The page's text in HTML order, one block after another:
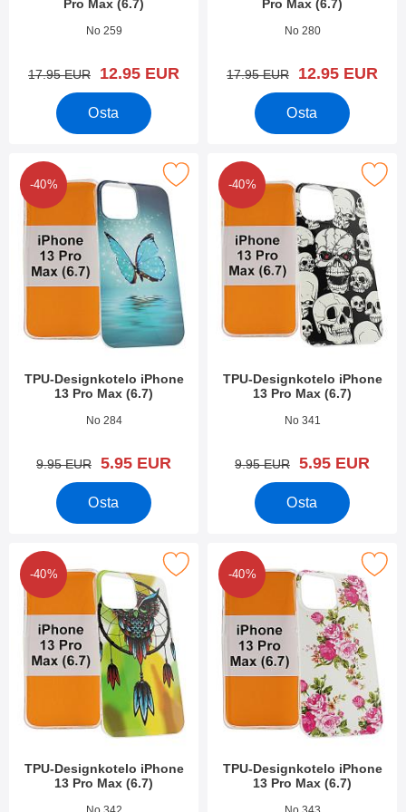
Pro Max (6.7)
Tuote.nro 42055
No 259
vanha hinta
17.95 EUR uusi hinta
12.95 EUR
Osta
Pro Max (6.7)
Tuote.nro 42023
No 280
vanha hinta
17.95 EUR uusi hinta
12.95 EUR
Osta
-40%
TPU-Designkotelo iPhone
13 Pro Max (6.7)
Tuote.nro 42022
No 284
vanha hinta
9.95 EUR uusi hinta
5.95 EUR
Osta
tPU-Designkotelo iPhone 13 Pro Max (6.7) suosikiksi
-40%
TPU-Designkotelo iPhone
13 Pro Max (6.7)
Tuote.nro 42021
No 341
vanha hinta
9.95 EUR uusi hinta
5.95 EUR
Osta
Merkitse tPU-Designkotelo iPhone
-40%
TPU-Designkotelo iPhone
13 Pro Max (6.7)
Tuote.nro 42020
tPU-Designkotelo iPhone 13 Pro Max (6.7) suosikiksi
-40%
TPU-Designkotelo iPhone
13 Pro Max (6.7)
Tuote.nro 42019
Merkitse tPU-Designkotelo iPhone